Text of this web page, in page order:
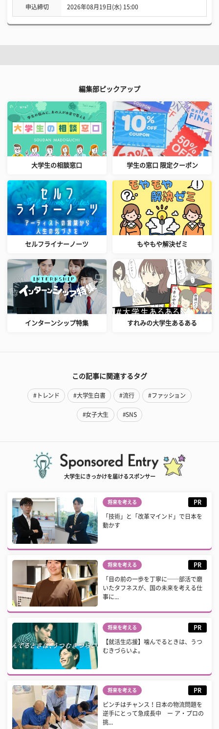
申込締切 2026年08月19日(水) 15:00
編集部ピックアップ
大学生の相談窓口 学生の窓口 限定クーポン
セルフライナーノーツ もやもや解決ゼミ
インターンシップ特集 すれみの大学生あるある
この記事に関連するタグ
#トレンド #大学生白書 #流行 #ファッション
#女子大生 #SNS
大学生にきっかけを届けるスポンサー
将来を考える PR
「技術」と「改革マインド」で日本を
動かす
将来を考える PR
「目の前の一歩を丁寧に──部活で磨
いたタフネスが、国の未来を考える仕
事に...
将来を考える PR
【就活生応援】噛んでるときは、うつ
むきづらいよ。
将来を考える PR
ピンチはチャンス！日本の物流問題を
逆手にとって急成長中 ー ア・プロの
挑...